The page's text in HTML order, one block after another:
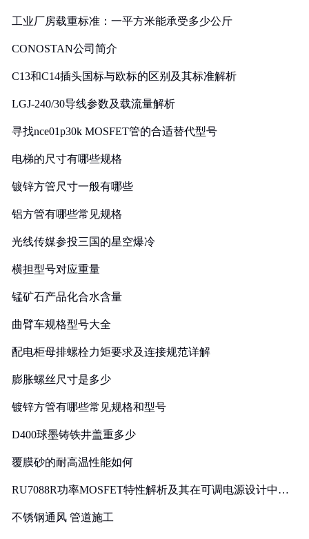
工业厂房载重标准：一平方米能承受多少公斤
CONOSTAN公司简介
C13和C14插头国标与欧标的区别及其标准解析
LGJ-240/30导线参数及载流量解析
寻找nce01p30k MOSFET管的合适替代型号
电梯的尺寸有哪些规格
镀锌方管尺寸一般有哪些
铝方管有哪些常见规格
光线传媒参投三国的星空爆冷
横担型号对应重量
锰矿石产品化合水含量
曲臂车规格型号大全
配电柜母排螺栓力矩要求及连接规范详解
膨胀螺丝尺寸是多少
镀锌方管有哪些常见规格和型号
D400球墨铸铁井盖重多少
覆膜砂的耐高温性能如何
RU7088R功率MOSFET特性解析及其在可调电源设计中的
不锈钢通风 管道施工